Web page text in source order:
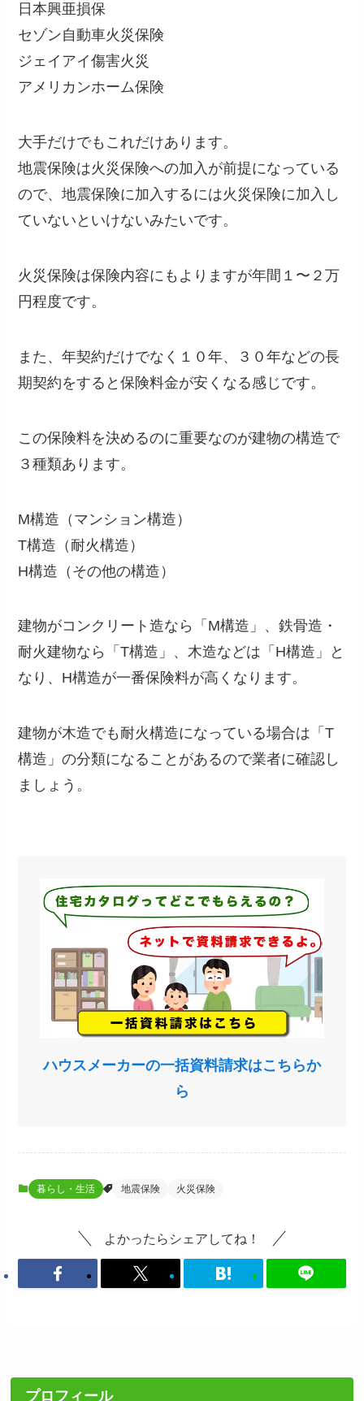
日本興亜損保
セゾン自動車火災保険
ジェイアイ傷害火災
アメリカンホーム保険
大手だけでもこれだけあります。
地震保険は火災保険への加入が前提になっている
ので、地震保険に加入するには火災保険に加入し
ていないといけないみたいです。
火災保険は保険内容にもよりますが年間１〜２万
円程度です。
また、年契約だけでなく１０年、３０年などの長
期契約をすると保険料金が安くなる感じです。
この保険料を決めるのに重要なのが建物の構造で
３種類あります。
M構造（マンション構造）
T構造（耐火構造）
H構造（その他の構造）
建物がコンクリート造なら「M構造」、鉄骨造・
耐火建物なら「T構造」、木造などは「H構造」と
なり、H構造が一番保険料が高くなります。
建物が木造でも耐火構造になっている場合は「T
構造」の分類になることがあるので業者に確認し
ましょう。
ハウスメーカーの一括資料請求はこちらか
ら
暮らし・生活 地震保険 火災保険
よかったらシェアしてね！
プロフィール